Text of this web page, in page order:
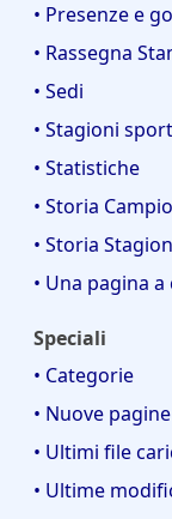
• Presenze e
• Rassegna
• Sedi
• Stagioni
• Statistiche
• Storia
• Storia
• Una pagina a
Speciali
• Categorie
• Nuove pagine
• Ultimi file
• Ultime